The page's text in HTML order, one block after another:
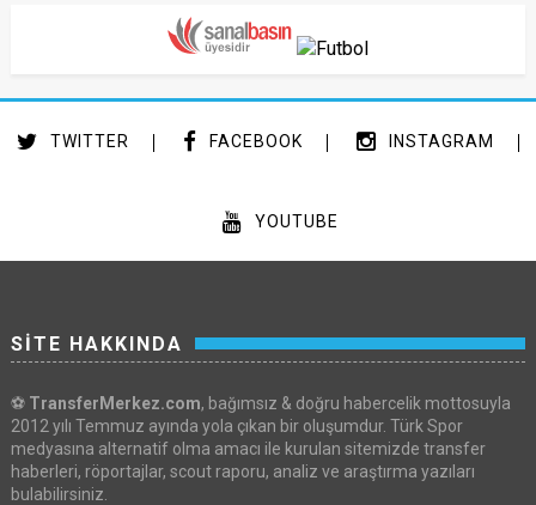
TWITTER FACEBOOK INSTAGRAM
YOUTUBE
SİTE HAKKINDA
⚽ TransferMerkez.com, bağımsız & doğru habercelik mottosuyla
2012 yılı Temmuz ayında yola çıkan bir oluşumdur. Türk Spor
medyasına alternatif olma amacı ile kurulan sitemizde transfer
haberleri, röportajlar, scout raporu, analiz ve araştırma yazıları
bulabilirsiniz.